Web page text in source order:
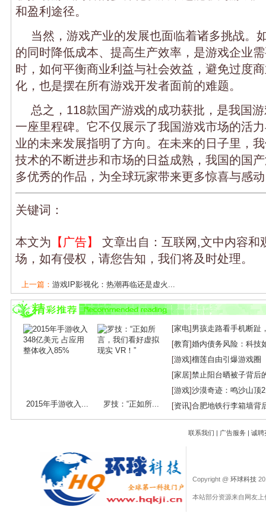
和盈利途径。
当然，游戏产业的发展也面临着诸多挑战。
的同时降低成本、提高生产效率，是游戏企业
时，如何平衡商业利益与社会效益，避免过度
化，也是摆在所有游戏开发者面前的难题。
总之，118款国产游戏的成功获批，是我国
一座里程碑。它不仅展示了我国游戏市场的活
业的未来发展指明了方向。在未来的日子里，
技术的不断进步和市场的日益成熟，我国的国
多优秀的作品，为全球玩家带来更多惊喜与感
关键词：
本文为 【广告】
文章出自：互联网,文中内容和
场，如有侵权，请您告知，我们将及时处理。
上一篇： 游戏IP影视化：热潮再临还是虚火...
下一篇：累计套现85亿后再出手！210亿身家...
2015年手游收入... 罗技：“正如所...
[家电] 男孩走路看手机断趾
[教育]婚内债务风险：科技
[游戏]榴莲自由引爆游戏圈
[家居]禁止阳台晒被子背后
[游戏]沙漠奇迹：鸣沙山顶
[资讯]合肥地铁行李箱墙背
联系我们 | 广告服务 | 诚聘
Copyright @ 环球科技
本站部分资源来自网友